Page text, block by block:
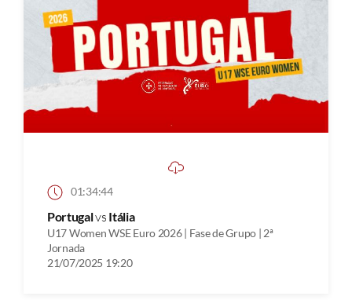
01:34:44
Portugalvs Itália
U17 Women WSE Euro 2026 | Fase de Grupo | 2ª
Jornada
21/07/2025 19:20